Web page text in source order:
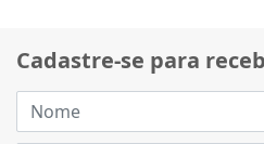
Cadastre-se para